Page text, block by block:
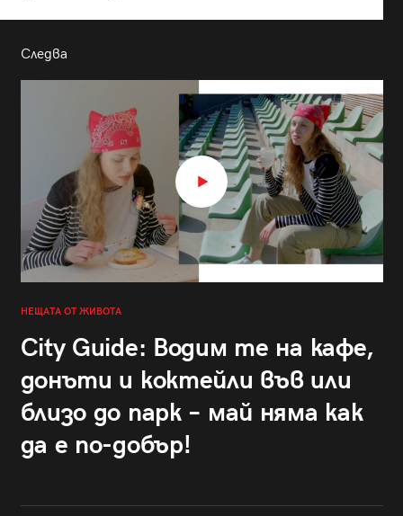
Следва
НЕЩАТА ОТ ЖИВОТА
City Guide: Водим те на кафе,
донъти и коктейли във или
близо до парк – май няма как
да е по-добър!